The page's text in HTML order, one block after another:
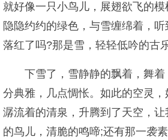
就好像一只小鸟儿，展翅欲飞的模
隐隐约约的绿色，与雪缠绵着，
落红了吗?那是雪，轻轻低吟的古乐
下雪了，雪静静的飘着，舞
分典雅，几点惆怅。如此的空灵
潺流着的清泉，升腾到了天空，
的鸟儿，清脆的鸣啼;还有那一袭